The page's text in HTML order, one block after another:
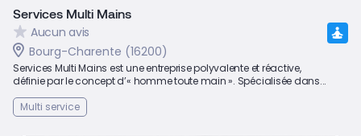
Services Multi Mains
Aucun avis
Bourg-Charente (16200)
Services Multi Mains est une entreprise polyvalente et réactive,
définie par le concept d’« homme toute main ». Spécialisée dans...
Multi service